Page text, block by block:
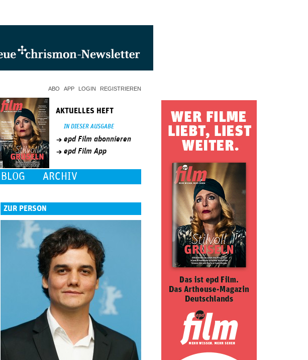
ABO APP LOGIN REGISTRIEREN
AKTUELLES HEFT
IN DIESER AUSGABE
epd Film abonnieren
epd Film App
BLOG ARCHIV
ZUR PERSON